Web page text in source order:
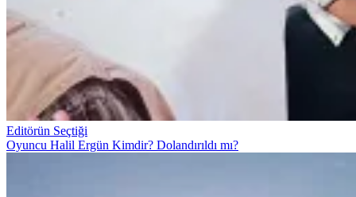
Editörün Seçtiği
Oyuncu Halil Ergün Kimdir? Dolandırıldı mı?